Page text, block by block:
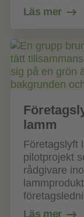
Läs mer
lamm
Företagslyft
pilotprojekt
rådgivare
Läs mer